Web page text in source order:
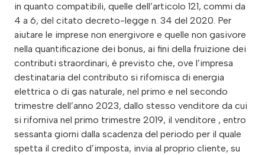
in quanto compatibili, quelle dell’articolo 121, commi da
4 a 6, del citato decreto-legge n. 34 del 2020. Per
aiutare le imprese non energivore e quelle non gasivore
nella quantificazione dei bonus, ai fini della fruizione dei
contributi straordinari, è previsto che, ove l’impresa
destinataria del contributo si rifornisca di energia
elettrica o di gas naturale, nel primo e nel secondo
trimestre dell’anno 2023, dallo stesso venditore da cui
si riforniva nel primo trimestre 2019, il venditore , entro
sessanta giorni dalla scadenza del periodo per il quale
spetta il credito d’imposta, invia al proprio cliente, su